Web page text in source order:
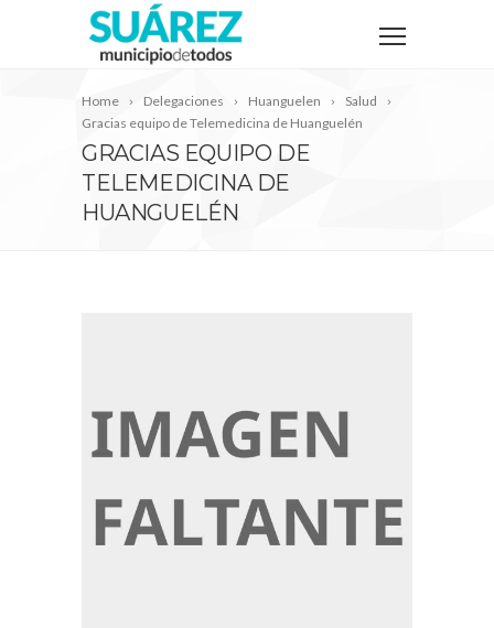
Home Delegaciones Huanguelen
Salud
Gracias equipo de Telemedicina de Huanguelén
GRACIAS EQUIPO DE
TELEMEDICINA DE
HUANGUELÉN